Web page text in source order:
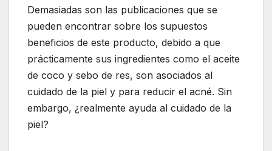
Demasiadas son las publicaciones que se
pueden encontrar sobre los supuestos
beneficios de este producto, debido a que
prácticamente sus ingredientes como el aceite
de coco y sebo de res, son asociados al
cuidado de la piel y para reducir el acné. Sin
embargo, ¿realmente ayuda al cuidado de la
piel?